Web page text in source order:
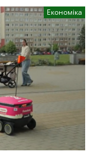
Економіка